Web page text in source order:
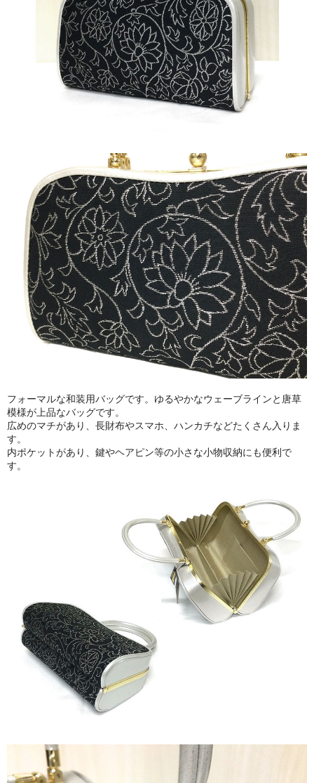
フォーマルな和装用バッグです。ゆるやかなウェーブラインと唐草
模様が上品なバッグです。
広めのマチがあり、長財布やスマホ、ハンカチなどたくさん入りま
す。
内ポケットがあり、鍵やヘアピン等の小さな小物収納にも便利で
す。